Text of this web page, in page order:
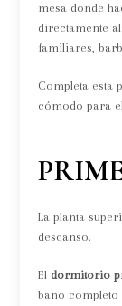
mesa donde
directamente
familiares,
Completa esta
cómodo para
La planta
descanso.
El dormitorio
baño completo